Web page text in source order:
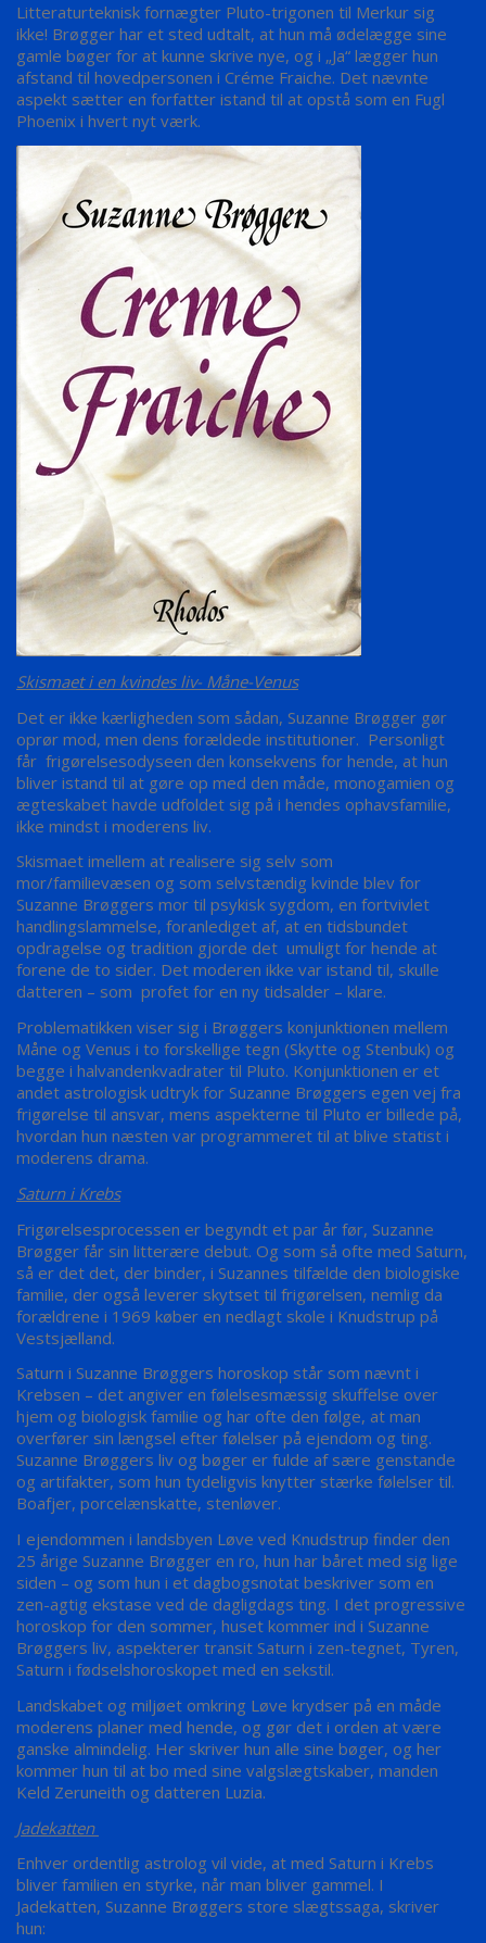
Litteraturteknisk fornægter Pluto-trigonen til Merkur sig
ikke! Brøgger har et sted udtalt, at hun må ødelægge sine
gamle bøger for at kunne skrive nye, og i „Ja“ lægger hun
afstand til hovedpersonen i Créme Fraiche. Det nævnte
aspekt sætter en forfatter istand til at opstå som en Fugl
Phoenix i hvert nyt værk.
Skismaet i en kvindes liv- Måne-Venus
Det er ikke kærligheden som sådan, Suzanne Brøgger gør
oprør mod, men dens forældede institutioner. Personligt
får frigørelsesodyseen den konsekvens for hende, at hun
bliver istand til at gøre op med den måde, monogamien og
ægteskabet havde udfoldet sig på i hendes ophavsfamilie,
ikke mindst i moderens liv.
Skismaet imellem at realisere sig selv som
mor/familievæsen og som selvstændig kvinde blev for
Suzanne Brøggers mor til psykisk sygdom, en fortvivlet
handlingslammelse, foranlediget af, at en tidsbundet
opdragelse og tradition gjorde det umuligt for hende at
forene de to sider. Det moderen ikke var istand til, skulle
datteren – som profet for en ny tidsalder – klare.
Problematikken viser sig i Brøggers konjunktionen mellem
Måne og Venus i to forskellige tegn (Skytte og Stenbuk) og
begge i halvandenkvadrater til Pluto. Konjunktionen er et
andet astrologisk udtryk for Suzanne Brøggers egen vej fra
frigørelse til ansvar, mens aspekterne til Pluto er billede på,
hvordan hun næsten var programmeret til at blive statist i
moderens drama.
Saturn i Krebs
Frigørelsesprocessen er begyndt et par år før, Suzanne
Brøgger får sin litterære debut. Og som så ofte med Saturn,
så er det det, der binder, i Suzannes tilfælde den biologiske
familie, der også leverer skytset til frigørelsen, nemlig da
forældrene i 1969 køber en nedlagt skole i Knudstrup på
Vestsjælland.
Saturn i Suzanne Brøggers horoskop står som nævnt i
Krebsen – det angiver en følelsesmæssig skuffelse over
hjem og biologisk familie og har ofte den følge, at man
overfører sin længsel efter følelser på ejendom og ting.
Suzanne Brøggers liv og bøger er fulde af sære genstande
og artifakter, som hun tydeligvis knytter stærke følelser til.
Boafjer, porcelænskatte, stenløver.
I ejendommen i landsbyen Løve ved Knudstrup finder den
25 årige Suzanne Brøgger en ro, hun har båret med sig lige
siden – og som hun i et dagbogsnotat beskriver som en
zen-agtig ekstase ved de dagligdags ting. I det progressive
horoskop for den sommer, huset kommer ind i Suzanne
Brøggers liv, aspekterer transit Saturn i zen-tegnet, Tyren,
Saturn i fødselshoroskopet med en sekstil.
Landskabet og miljøet omkring Løve krydser på en måde
moderens planer med hende, og gør det i orden at være
ganske almindelig. Her skriver hun alle sine bøger, og her
kommer hun til at bo med sine valgslægtskaber, manden
Keld Zeruneith og datteren Luzia.
Jadekatten
Enhver ordentlig astrolog vil vide, at med Saturn i Krebs
bliver familien en styrke, når man bliver gammel. I
Jadekatten, Suzanne Brøggers store slægtssaga, skriver
hun: